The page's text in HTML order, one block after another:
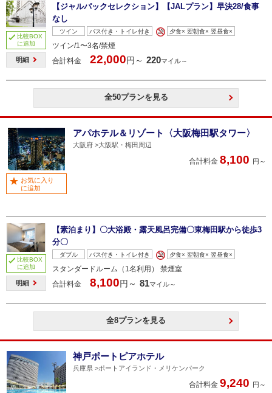
比較BOX
に追加
明細
【ジャルパックセレクション】【JALプラン】早決28/食事
なし
ツイン バス付き・トイレ付き 夕食× 翌朝食× 翌昼食×
ツイン/1〜3名/禁煙
合計料金
22,000円～ 220マイル～
全50プランを見る
アパホテル＆リゾート〈大阪梅田駅タワー〉
大阪府 大阪駅・梅田周辺
合計料金 8,100 円～
お気に入り
に追加
比較BOX
に追加
明細
【素泊まり】〇大浴殿・露天風呂完備〇東梅田駅から徒歩3
分〇
ダブル バス付き・トイレ付き 夕食× 翌朝食× 翌昼食×
スタンダードルーム（1名利用） 禁煙室
合計料金
8,100円～ 81マイル～
全8プランを見る
神戸ポートピアホテル
兵庫県 ポートアイランド・メリケンパーク
合計料金 9,240 円～